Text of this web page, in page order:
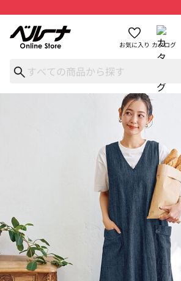
お気に入り カタログ